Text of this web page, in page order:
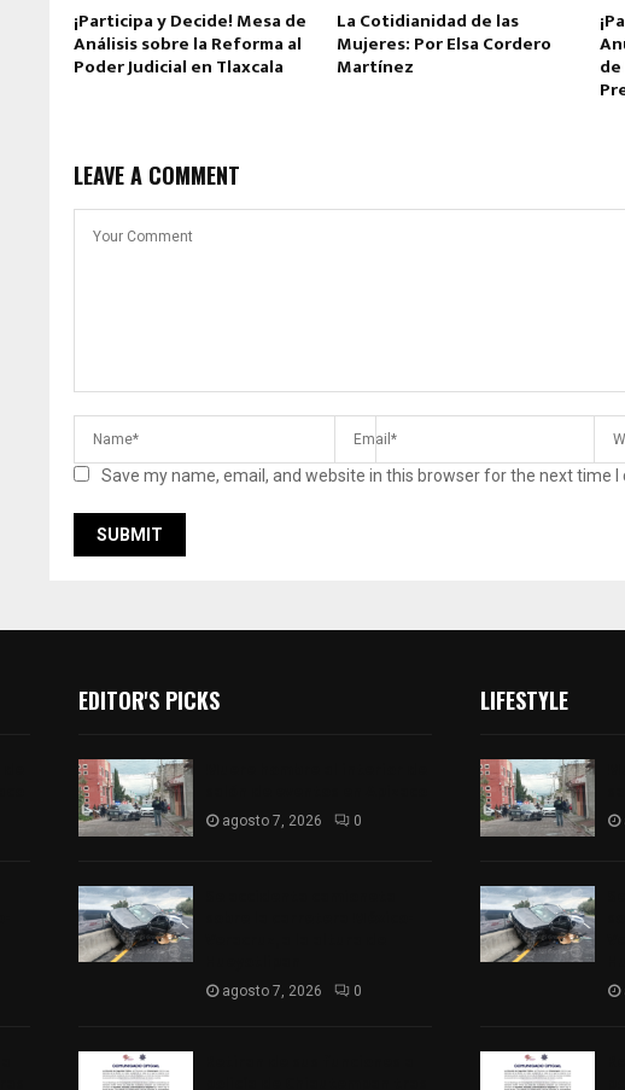
¡Participa y Decide! Mesa de
Análisis sobre la Reforma al
Poder Judicial en Tlaxcala
La Cotidianidad de las
Mujeres: Por Elsa Cordero
Martínez
LEAVE A COMMENT
Save my name, email, and website in this browser for the next time I
EDITOR'S PICKS
agosto 7, 2026 0
agosto 7, 2026 0
LIFESTYLE